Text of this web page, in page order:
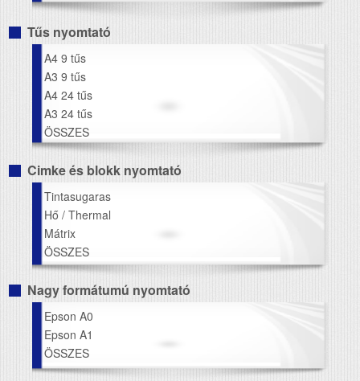
Tűs nyomtató
A4 9 tűs
A3 9 tűs
A4 24 tűs
A3 24 tűs
ÖSSZES
Cimke és blokk nyomtató
Tintasugaras
Hő / Thermal
Mátrix
ÖSSZES
Nagy formátumú nyomtató
Epson A0
Epson A1
ÖSSZES